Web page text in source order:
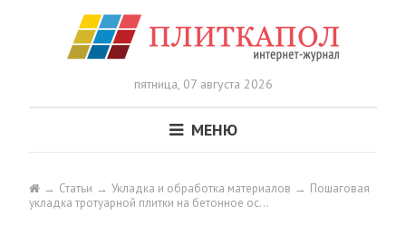
пятница,07 августа 2026
МЕНЮ
Статьи Укладка и обработка материалов
Пошаговая
укладка тротуарной плитки на бетонное ос…